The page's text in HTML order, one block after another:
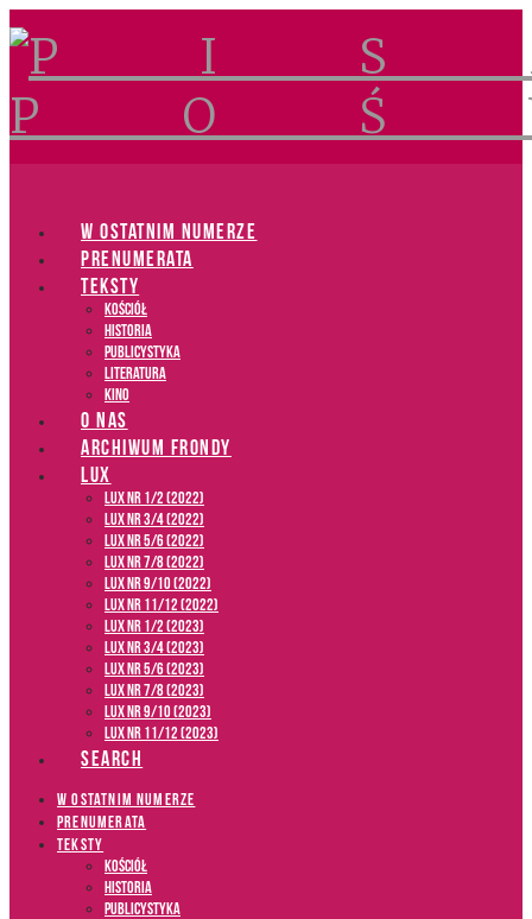
W OSTATNIM NUMERZE
PRENUMERATA
TEKSTY
Kościół
Historia
Publicystyka
Literatura
Kino
O NAS
ARCHIWUM FRONDY
LUX
LUX NR 1/2 (2022)
LUX NR 3/4 (2022)
LUX NR 5/6 (2022)
LUX NR 7/8 (2022)
LUX nr 9/10 (2022)
LUX NR 11/12 (2022)
LUX NR 1/2 (2023)
LUX NR 3/4 (2023)
LUX NR 5/6 (2023)
LUX NR 7/8 (2023)
LUX NR 9/10 (2023)
LUX NR 11/12 (2023)
SEARCH
W OSTATNIM NUMERZE
PRENUMERATA
TEKSTY
Kościół
Historia
Publicystyka